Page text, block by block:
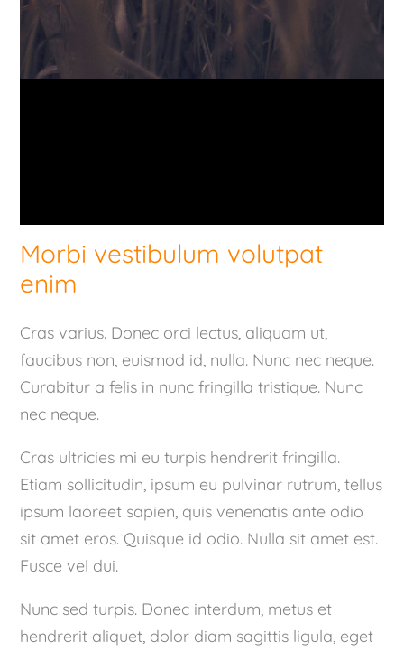
Morbi vestibulum volutpat
enim
Cras varius. Donec orci lectus, aliquam ut,
faucibus non, euismod id, nulla. Nunc nec neque.
Curabitur a felis in nunc fringilla tristique. Nunc
nec neque.
Cras ultricies mi eu turpis hendrerit fringilla.
Etiam sollicitudin, ipsum eu pulvinar rutrum, tellus
ipsum laoreet sapien, quis venenatis ante odio
sit amet eros. Quisque id odio. Nulla sit amet est.
Fusce vel dui.
Nunc sed turpis. Donec interdum, metus et
hendrerit aliquet, dolor diam sagittis ligula, eget